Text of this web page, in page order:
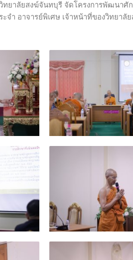
ทยาลัยสงฆ์จันทบุรี จัดโครงการพัฒนา
จำ อาจารย์พิเศษ เจ้าหน้าที่ของวิทยาลั